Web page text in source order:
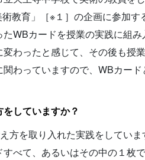
教育」［※１］の企画に参加
WBカードを授業の実践に組
わったと感じて、その後も授
わっていますので、WBカー
していますか？
方を取り入れた実践をしてい
べて、あるいはその中の１枚